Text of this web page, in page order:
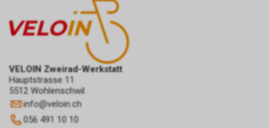
VELOIN Zweirad-Werkstatt
Hauptstrasse 11
5512 Wohlenschwil
info@veloin.ch
056 491 10 10